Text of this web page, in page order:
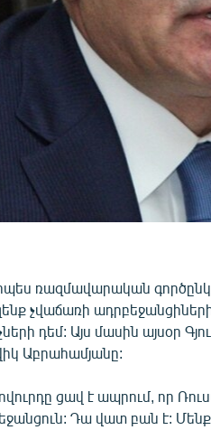
ռազմավարական
չվաճառի
դեմ: Այս մասին այսօր
Աբրահամյանը:
ցավ է ապրում, որ
Դա վատ բան է: Մենք